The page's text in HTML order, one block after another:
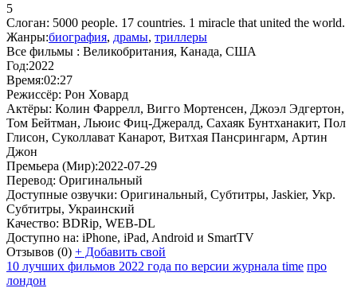
5
Слоган: 5000 people. 17 countries. 1 miracle that united the world.
Жанры:биография, драмы, триллеры
Все фильмы : Великобритания, Канада, США
Год:2022
Время:02:27
Режиссёр: Рон Ховард
Актёры: Колин Фаррелл, Вигго Мортенсен, Джоэл Эдгертон,
Том Бейтман, Льюис Фиц-Джералд, Сахаяк Бунтханакит, Пол
Глисон, Суколлават Канарот, Витхая Пансрингарм, Артин
Джон
Премьера (Мир):2022-07-29
Перевод: Оригинальный
Доступные озвучки: Оригинальный, Субтитры, Jaskier, Укр.
Субтитры, Украинский
Качество: BDRip, WEB-DL
Доступно на: iPhone, iPad, Android и SmartTV
Отзывов (0) + Добавить свой
10 лучших фильмов 2022 года по версии журнала time про
лондон